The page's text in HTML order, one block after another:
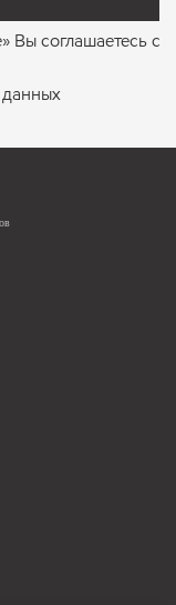
Вы соглашаетесь с